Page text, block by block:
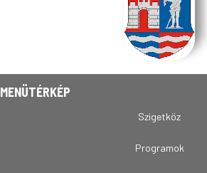
MENÜTÉRKÉP
Szigetköz
Programok